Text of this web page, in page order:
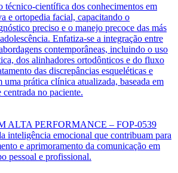
técnico-científica dos conhecimentos em
e ortopedia facial, capacitando o
preciso e o manejo precoce das más
Enfatiza-se a integração entre
contemporâneas, incluindo o uso
dos alinhadores ortodônticos e do fluxo
das discrepâncias esqueléticas e
uma prática clínica atualizada, baseada em
no paciente.
ALTA PERFORMANCE – FOP-0539
inteligência emocional que contribuam para
e aprimoramento da comunicação em
pessoal e profissional.